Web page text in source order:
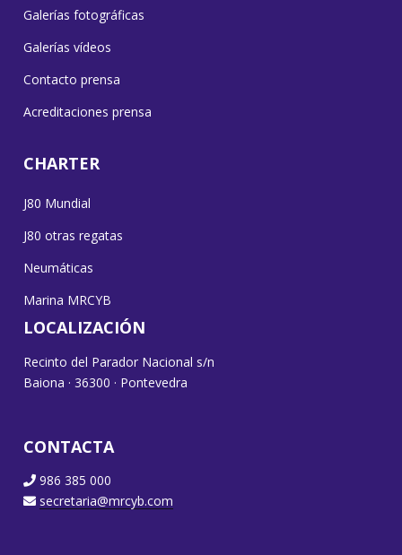
Galerías fotográficas
Galerías vídeos
Contacto prensa
Acreditaciones prensa
CHARTER
J80 Mundial
J80 otras regatas
Neumáticas
Marina MRCYB
LOCALIZACIÓN
Recinto del Parador Nacional s/n
Baiona · 36300 · Pontevedra
CONTACTA
986 385 000
secretaria@mrcyb.com